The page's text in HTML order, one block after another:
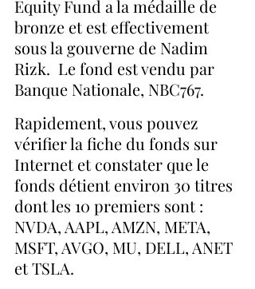
Equity Fund a la médaille de
bronze et est effectivement
sous la gouverne de Nadim
Rizk.  Le fond est vendu par
Banque Nationale, NBC767.
Rapidement, vous pouvez
vérifier la fiche du fonds sur
Internet et constater que le
fonds détient environ 30 titres
dont les 10 premiers sont :
NVDA, AAPL, AMZN, META,
MSFT, AVGO, MU, DELL, ANET
et TSLA.